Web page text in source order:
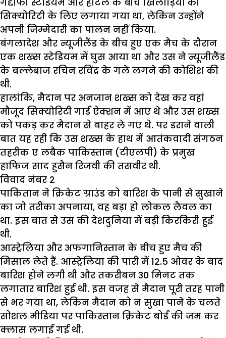
सिक्योरिटी के लिए लगाया गया था, लेकिन उन्होंने
अपनी जिम्मेदारी का पालन नहीं किया.
बंगलादेश और न्यूजीलैंड के बीच हुए एक मैच के दौरान
एक शख्स स्टेडियम में घुस आया था और उस ने न्यूजीलैंड
के बल्लेबाज रचिन रविंद्र के गले लगने की कोशिश की
थी.
हालांकि, मैदान पर अनजान शख्स को देख कर वहां
मौजूद सिक्योरिटी गार्ड ऐक्शन में आए थे और उस शख्स
को पकड़ कर मैदान से बाहर ले गए थे. पर डराने वाली
बात यह रही कि उस शख्स के हाथ में आतंकवादी संगठन
तहरीक ए लबैक पाकिस्तान (टीएलपी) के प्रमुख
हाफिज साद हुसैन रिजवी की तसवीर थी.
विवाद नंबर 2
पाकितान ने क्रिकेट ग्राउंड को बारिश के पानी से सुखाने
का जो तरीका अपनाया, वह बड़ा हो लोकल लैवल का
था. इस बात से उस की देशदुनिया में बड़ी किरकिरी हुई
थी.
आस्ट्रेलिया और अफगानिस्तान के बीच हुए मैच की
मिसाल लेते हैं. आस्ट्रेलिया की पारी में 12.5 ओवर के बाद
बारिश होने लगी थी और तकरीबन 30 मिनट तक
लगातार बारिश हुई थी. इस वजह से मैदान पूरी तरह पानी
से भर गया था, लेकिन मैदान को न सुखा पाने के चलते
सोशल मीडिया पर पाकिस्तान क्रिकेट बोर्ड की जम कर
क्लास लगाई गई थी.